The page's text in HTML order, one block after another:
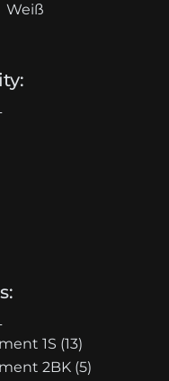
Weiß
1S (13)
2BK (5)